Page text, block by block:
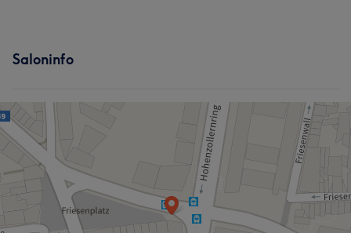
Saloninfo